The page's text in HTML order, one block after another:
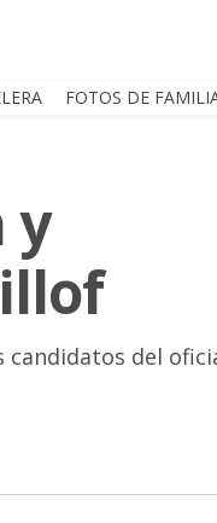
FOTOS DE
y
del